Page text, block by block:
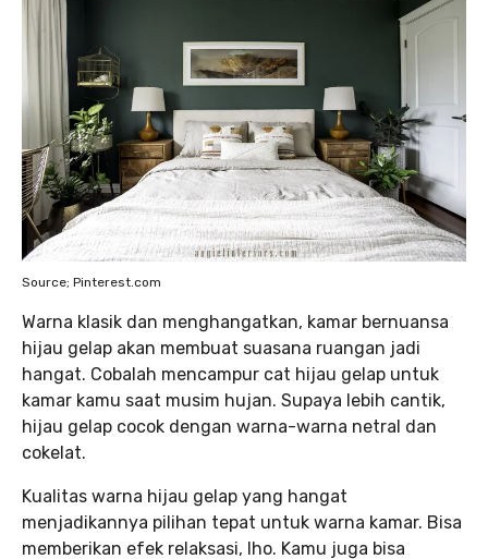
Source; Pinterest.com
Warna klasik dan menghangatkan, kamar bernuansa
hijau gelap akan membuat suasana ruangan jadi
hangat. Cobalah mencampur cat hijau gelap untuk
kamar kamu saat musim hujan. Supaya lebih cantik,
hijau gelap cocok dengan warna-warna netral dan
cokelat.
Kualitas warna hijau gelap yang hangat
menjadikannya pilihan tepat untuk warna kamar. Bisa
memberikan efek relaksasi, lho. Kamu juga bisa